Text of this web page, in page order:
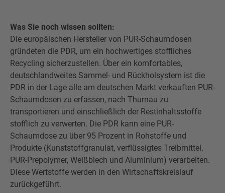
Was Sie noch wissen sollten:
Die europäischen Hersteller von PUR-Schaumdosen
gründeten die PDR, um ein hochwertiges stoffliches
Recycling sicherzustellen. Über ein komfortables,
deutschlandweites Sammel- und Rückholsystem ist die
PDR in der Lage alle am deutschen Markt verkauften PUR-
Schaumdosen zu erfassen, nach Thurnau zu
transportieren und einschließlich der Restinhaltsstoffe
stofflich zu verwerten. Die PDR kann eine PUR-
Schaumdose zu über 95 Prozent in Rohstoffe und
Produkte (Kunststoffgranulat, verflüssigtes Treibmittel,
PUR-Prepolymer, Weißblech und Aluminium) verarbeiten.
Diese Wertstoffe werden in den Wirtschaftskreislauf
zurückgeführt.